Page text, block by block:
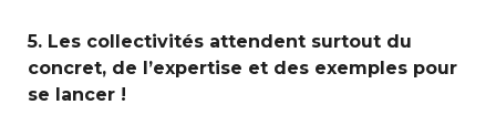
5. Les collectivités attendent surtout du
concret, de l’expertise et des exemples pour
se lancer !